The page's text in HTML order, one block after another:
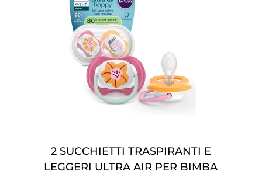
2 SUCCHIETTI TRASPIRANTI E
LEGGERI ULTRA AIR PER BIMBA